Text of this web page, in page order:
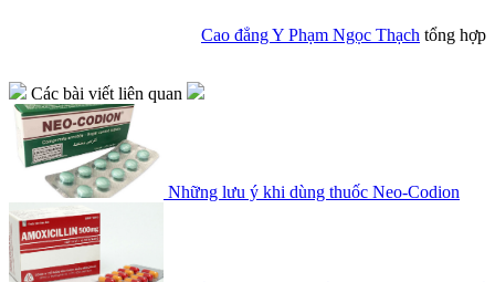
Cao đẳng Y Phạm Ngọc Thạch tổng hợp
Các bài viết liên quan
Những lưu ý khi dùng thuốc Neo-Codion